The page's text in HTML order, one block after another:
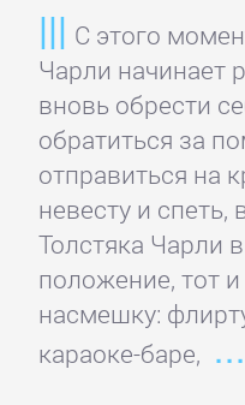
С этого
Чарли начинает
вновь обрести
обратиться за
отправиться на
невесту и
Толстяка Чарли
положение, тот
насмешку:
караоке-баре,
приключения
Детские
стихи
Зарубежные
детские
книги
Книги